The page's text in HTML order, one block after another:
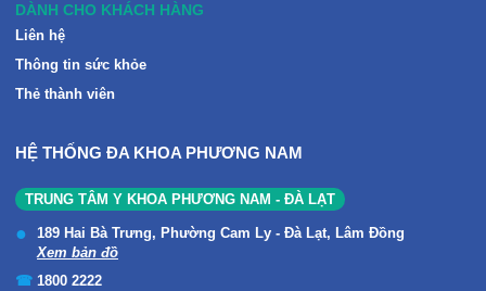
DÀNH CHO KHÁCH HÀNG
Liên hệ
Thông tin sức khỏe
Thẻ thành viên
HỆ THỐNG ĐA KHOA PHƯƠNG NAM
TRUNG TÂM Y KHOA PHƯƠNG NAM - ĐÀ LẠT
189 Hai Bà Trưng, Phường Cam Ly - Đà Lạt, Lâm Đồng
Xem bản đồ
1800 2222